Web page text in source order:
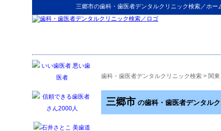
三郷市の歯科・歯医者デンタルクリニック検索／ホー
歯科・歯医者デンタルクリニック検索 > 関東
三郷市 の歯科・歯医者デンタル